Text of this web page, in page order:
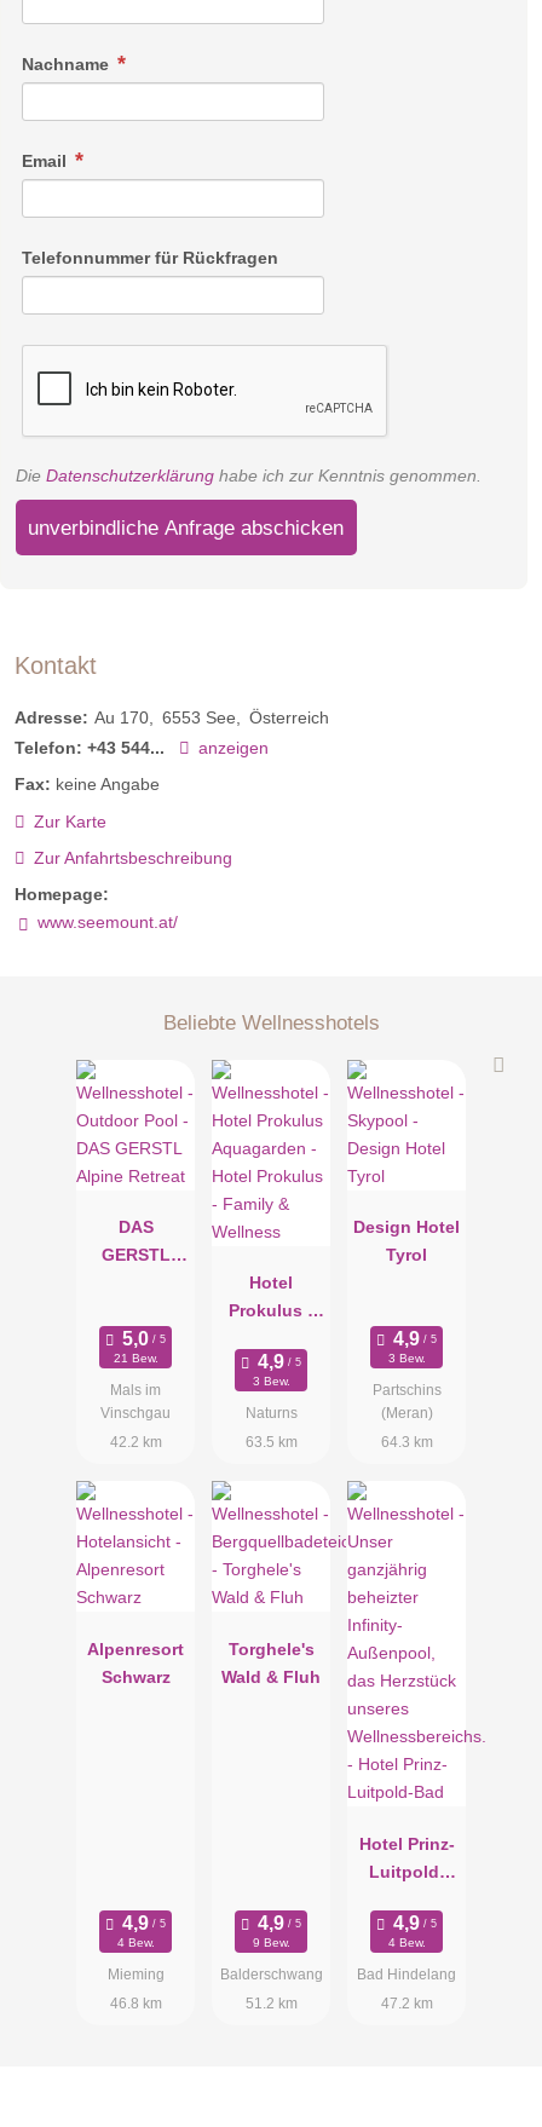
Nachname
Email
Telefonnummer für Rückfragen
Die Datenschutzerklärung habe ich zur Kenntnis genommen.
unverbindliche Anfrage abschicken
Kontakt
Adresse: Au 170 6553 See
Österreich
Telefon: +43 544...
anzeigen
Fax: keine Angabe
Zur Karte
Zur Anfahrtsbeschreibung
Homepage:
www.seemount.at/
Beliebte Wellnesshotels
DAS
GERSTL
21 Bew.
Mals im
Vinschgau
42.2 km
Hotel
Prokulus -
Wellness
3 Bew.
Naturns
63.5 km
Design Hotel
Tyrol
3 Bew.
Partschins
(Meran)
64.3 km
Alpenresort
Schwarz
4 Bew.
Mieming
46.8 km
Torghele's
Wald & Fluh
9 Bew.
Balderschwang
51.2 km
Hotel Prinz-
Luitpold-
4 Bew.
Bad Hindelang
47.2 km